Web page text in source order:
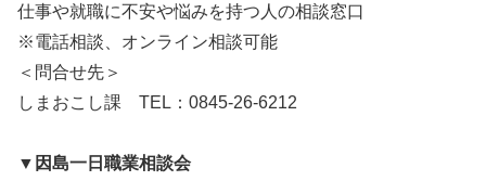
仕事や就職に不安や悩みを持つ人の相談窓口
※電話相談、オンライン相談可能
＜問合せ先＞
しまおこし課 TEL：0845-26-6212
▼因島一日職業相談会